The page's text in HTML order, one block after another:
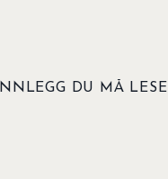
INNLEGG DU MÅ LESE